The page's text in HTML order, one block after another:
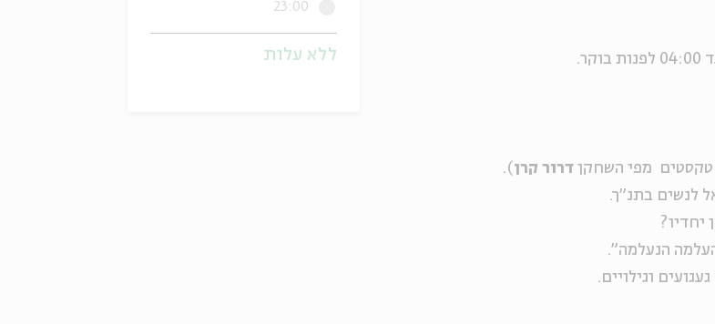
טקסטים מפי השחקן דרור קרן ).
לנשים בתנ"ך.
יחדיו?
הנעלמה".
וגילויים.
23:00
ללא עלות